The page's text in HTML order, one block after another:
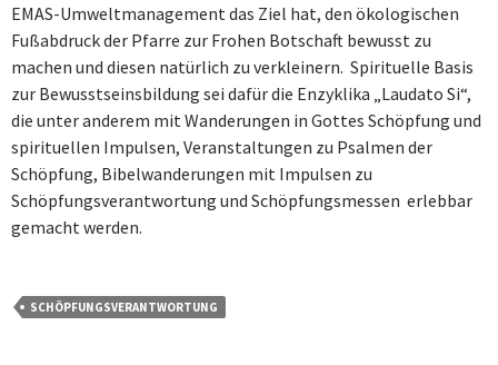
EMAS-Umweltmanagement das Ziel hat, den ökologischen
Fußabdruck der Pfarre zur Frohen Botschaft bewusst zu
machen und diesen natürlich zu verkleinern. Spirituelle Basis
zur Bewusstseinsbildung sei dafür die Enzyklika „Laudato Si“,
die unter anderem mit Wanderungen in Gottes Schöpfung und
spirituellen Impulsen, Veranstaltungen zu Psalmen der
Schöpfung, Bibelwanderungen mit Impulsen zu
Schöpfungsverantwortung und Schöpfungsmessen erlebbar
gemacht werden.
SCHÖPFUNGSVERANTWORTUNG